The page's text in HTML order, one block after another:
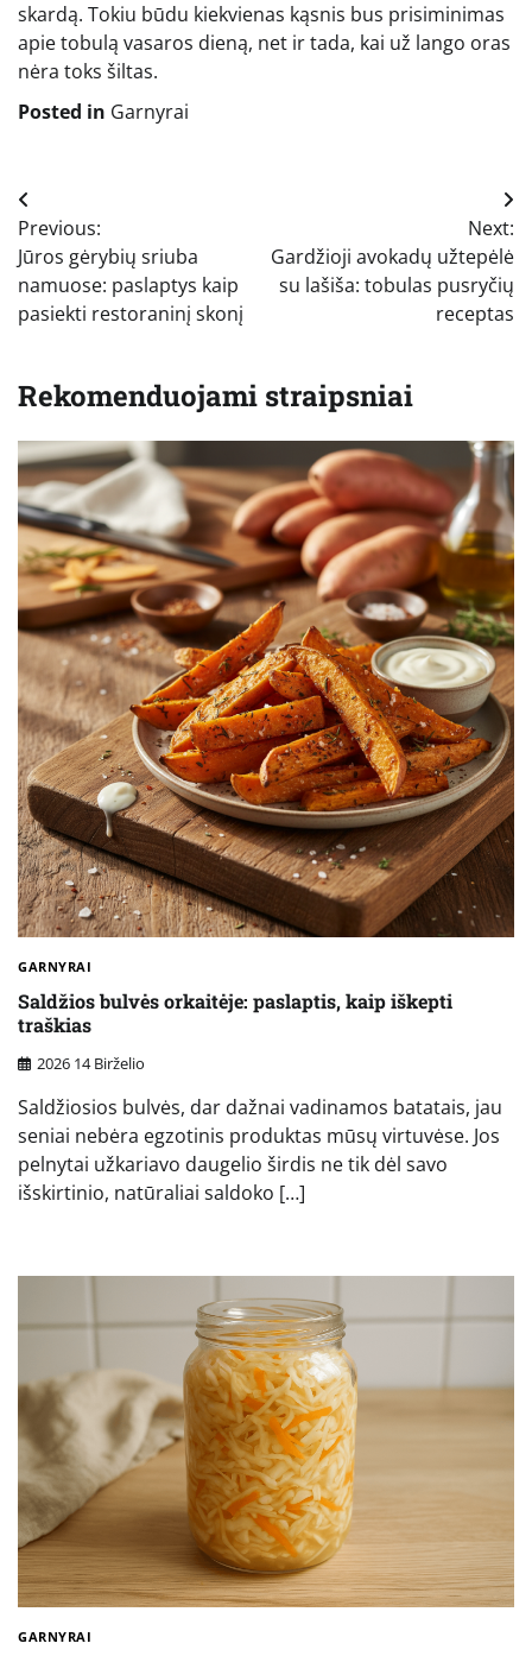
skardą. Tokiu būdu kiekvienas kąsnis bus prisiminimas
apie tobulą vasaros dieną, net ir tada, kai už lango oras
nėra toks šiltas.
Posted in Garnyrai
Navigacija
tarp
įrašų
Previous:
Jūros gėrybių sriuba
namuose: paslaptys kaip
pasiekti restoraninį skonį
Next:
Gardžioji avokadų užtepėlė
su lašiša: tobulas pusryčių
receptas
Rekomenduojami straipsniai
GARNYRAI
Saldžios bulvės orkaitėje: paslaptis, kaip iškepti
traškias
2026 14 Birželio
Saldžiosios bulvės, dar dažnai vadinamos batatais, jau
seniai nebėra egzotinis produktas mūsų virtuvėse. Jos
pelnytai užkariavo daugelio širdis ne tik dėl savo
išskirtinio, natūraliai saldoko […]
GARNYRAI